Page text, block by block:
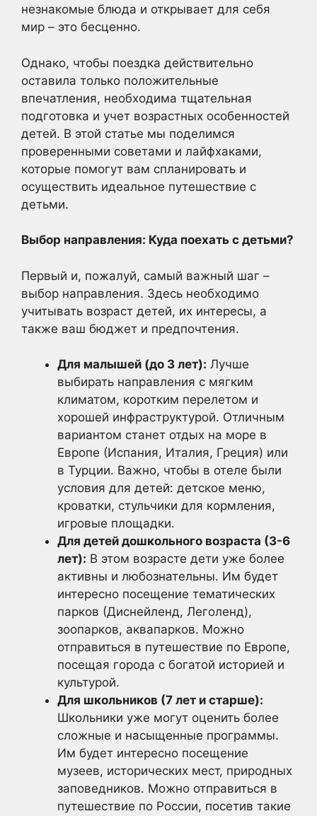
незнакомые блюда и открывает для себя
мир – это бесценно.
Однако, чтобы поездка действительно
оставила только положительные
впечатления, необходима тщательная
подготовка и учет возрастных особенностей
детей. В этой статье мы поделимся
проверенными советами и лайфхаками,
которые помогут вам спланировать и
осуществить идеальное путешествие с
детьми.
Выбор направления: Куда поехать с детьми?
Первый и, пожалуй, самый важный шаг –
выбор направления. Здесь необходимо
учитывать возраст детей, их интересы, а
также ваш бюджет и предпочтения.
Для малышей (до 3 лет): Лучше
выбирать направления с мягким
климатом, коротким перелетом и
хорошей инфраструктурой. Отличным
вариантом станет отдых на море в
Европе (Испания, Италия, Греция) или
в Турции. Важно, чтобы в отеле были
условия для детей: детское меню,
кроватки, стульчики для кормления,
игровые площадки.
Для детей дошкольного возраста (3-6
лет): В этом возрасте дети уже более
активны и любознательны. Им будет
интересно посещение тематических
парков (Диснейленд, Леголенд),
зоопарков, аквапарков. Можно
отправиться в путешествие по Европе,
посещая города с богатой историей и
культурой.
Для школьников (7 лет и старше):
Школьники уже могут оценить более
сложные и насыщенные программы.
Им будет интересно посещение
музеев, исторических мест, природных
заповедников. Можно отправиться в
путешествие по России, посетив такие